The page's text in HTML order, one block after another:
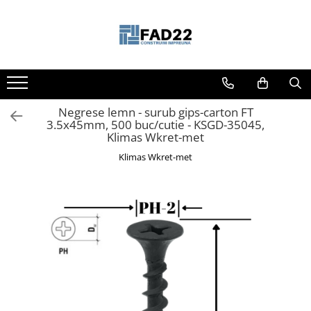
Materiale de constructii
Termoizolatii
Vata minerala
Polistiren
Dusumea
Negrese lemn - surub gips-carton FT
3.5x45mm, 500 buc/cutie - KSGD-35045,
Klimas Wkret-met
Klimas Wkret-met